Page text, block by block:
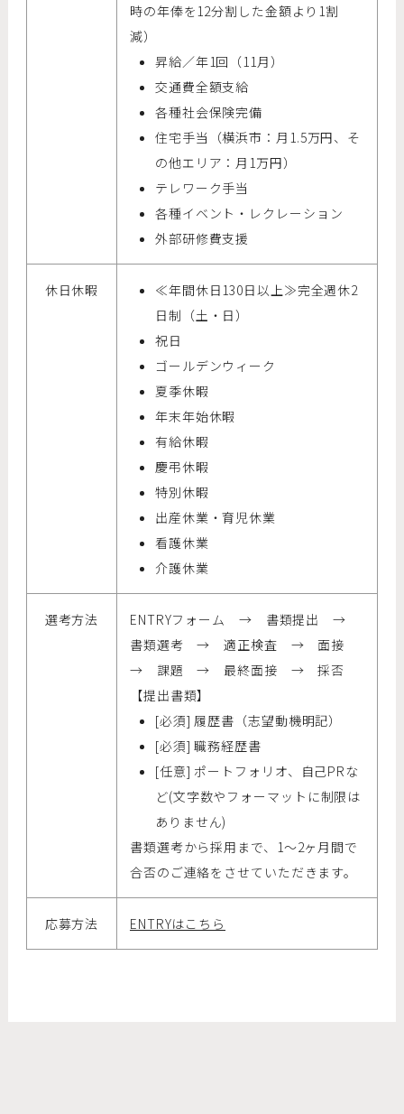
時の年俸を12分割した金額より1割
減）
昇給／年1回（11月）
交通費全額支給
各種社会保険完備
住宅手当（横浜市：月1.5万円、そ
の他エリア：月1万円）
テレワーク手当
各種イベント・レクレーション
外部研修費支援
休日休暇
≪年間休日130日以上≫完全週休2
日制（土・日）
祝日
ゴールデンウィーク
夏季休暇
年末年始休暇
有給休暇
慶弔休暇
特別休暇
出産休業・育児休業
看護休業
介護休業
選考方法
ENTRYフォーム → 書類提出 →
書類選考 → 適正検査 → 面接
→ 課題 → 最終面接 → 採否
【提出書類】
[必須] 履歴書（志望動機明記）
[必須] 職務経歴書
[任意] ポートフォリオ、自己PRな
ど(文字数やフォーマットに制限は
ありません)
書類選考から採用まで、1～2ヶ月間で
合否のご連絡をさせていただきます。
応募方法 ENTRYはこちら